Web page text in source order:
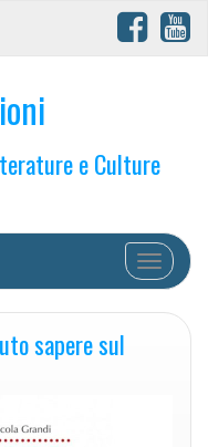
e Culture
Toggle
sapere sul